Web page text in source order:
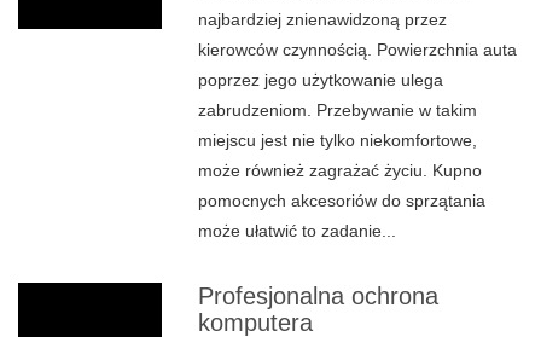
najbardziej znienawidzoną przez
kierowców czynnością. Powierzchnia auta
poprzez jego użytkowanie ulega
zabrudzeniom. Przebywanie w takim
miejscu jest nie tylko niekomfortowe,
może również zagrażać życiu. Kupno
pomocnych akcesoriów do sprzątania
może ułatwić to zadanie...
Profesjonalna ochrona
komputera